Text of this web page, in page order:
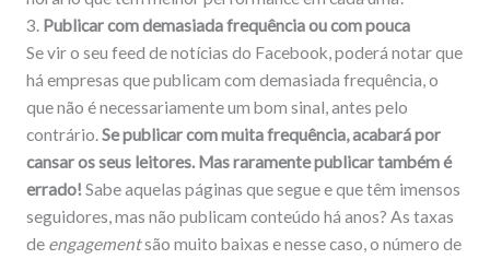
3. Publicar com demasiada frequência ou com pouca
Se vir o seu feed de notícias do Facebook, poderá notar que
há empresas que publicam com demasiada frequência, o
que não é necessariamente um bom sinal, antes pelo
contrário.Se publicar com muita frequência, acabará por
cansar os seus leitores. Mas raramente publicar também é
errado! Sabe aquelas páginas que segue e que têm imensos
seguidores, mas não publicam conteúdo há anos? As taxas
de engagementsão muito baixas e nesse caso, o número de